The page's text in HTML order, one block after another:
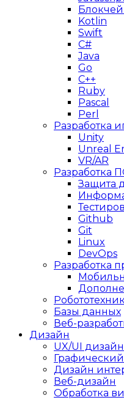
Kotlin
Swift
C#
Java
Go
C++
Ruby
Pascal
Perl
Разработка
Unity
Unreal
VR/AR
Разработка
Защита
Github
Git
Linux
DevOps
Разработка
Базы данных
Веб-
Дизайн
UX/UI дизайн
Дизайн
Веб-дизайн
Обработка